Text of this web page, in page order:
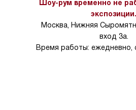
Шоу-рум временно не
экспозиции.
Москва, Нижняя
вход 3а.
Время работы: ежедневно,